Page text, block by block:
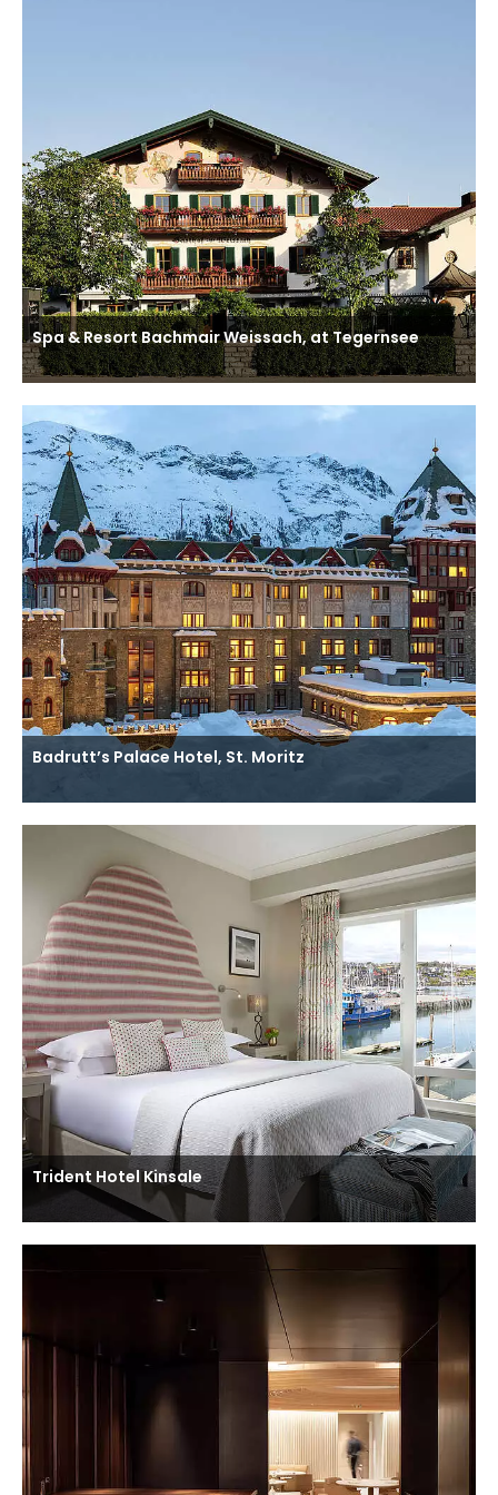
Spa & Resort Bachmair Weissach, at Tegernsee
Badrutt’s Palace Hotel, St. Moritz
Trident Hotel Kinsale